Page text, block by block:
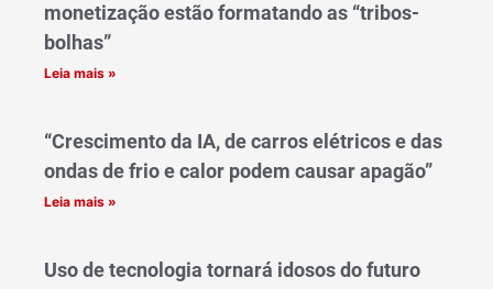
monetização estão formatando as “tribos-
bolhas”
Leia mais »
“Crescimento da IA, de carros elétricos e das
ondas de frio e calor podem causar apagão”
Leia mais »
Uso de tecnologia tornará idosos do futuro